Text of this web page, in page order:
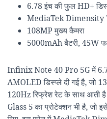
6.78 इंच की फुल HD+
MediaTek Dimensity
108MP मुख्य कैमरा
5000mAh बैटरी, 45W
Infinix Note 40 Pro 5G में
AMOLED डिस्प्ले दी गई है, जो
120Hz रिफ्रेश रेट के साथ आती
Glass 5 का प्रोटेक्शन भी है, जो